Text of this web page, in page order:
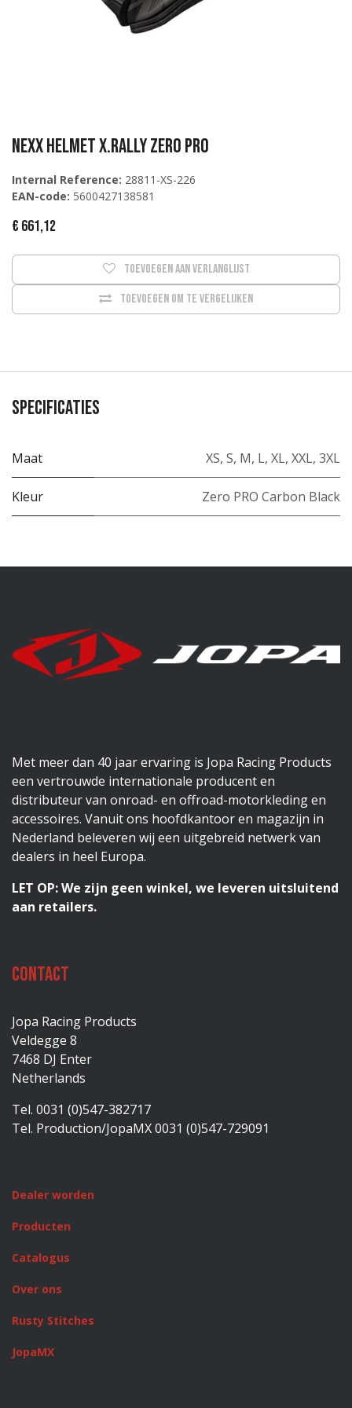
NEXX Helmet X.Rally ZERO PRO
Internal Reference: 28811-XS-226
EAN-code: 5600427138581
€ 661,12
Toevoegen om te vergelijken
Toevoegen aan verlanglijst
Specificaties
Maat XS, S, M, L, XL, XXL, 3XL
Kleur Zero PRO Carbon Black
Met meer dan 40 jaar ervaring is Jopa Racing Products
een vertrouwde internationale producent en
distributeur van onroad- en offroad-motorkleding en
accessoires. Vanuit ons hoofdkantoor en magazijn in
Nederland beleveren wij een uitgebreid netwerk van
dealers in heel Europa.
LET OP: We zijn geen winkel, we leveren uitsluitend
aan retailers.
Contact
Jopa Racing Products
Veldegge 8
7468 DJ Enter
Netherlands
Tel. 0031 (0)547-382717
Tel. Production/JopaMX 0031 (0)547-729091
Dealer worden
Producten
Catalogus
Over ons
Rusty Stitches
JopaMX